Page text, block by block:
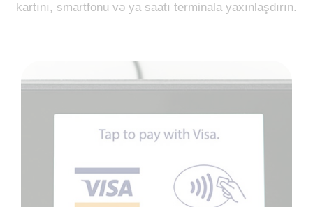
kartını, smartfonu və ya saatı terminala yaxınlaşdırın.